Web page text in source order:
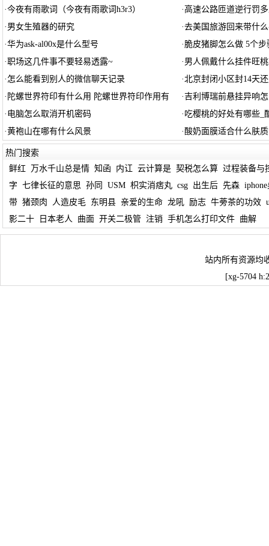
·今夜有雨歌词（今夜有雨歌词h3r3） · 高速公路匝道逆行罚
· 男女生殖器的研究 ·去美国旅游回来带什
·华为ask-al00x是什么型号 · 脆皮猪脚怎么做 5个步
·职场这几件事不要轻易透露~ · 男人佩戴什么挂件旺
· 怎么能看到别人的微信聊天记录 ·北京封闭小区封14天还
· 陀螺世界符印有什么用 陀螺世界符印作用有 ·吉利博瑞前悬挂异响
· 电脑怎么取消开机密码 · 吃樱桃的好处有哪些_
·黄袍山在哪有什么风景 ·酸奶面膜适合什么肤质
热门搜索
鲜红
万水千山总是情 知函 内讧 云计算是 契税怎么算 过程装备与
字 七律长征的意思 孙同 USM 枳实消痞丸 csg 出生后 先森
带 猪颈肉 人造皮毛 东明县 亲爱的生命 龙吼 励志 牛蒡茶的功效
影二十
日本老人 曲面 开关二极管 注销 手机怎么打印文件 曲解
站内所有资源均
[xg-5704